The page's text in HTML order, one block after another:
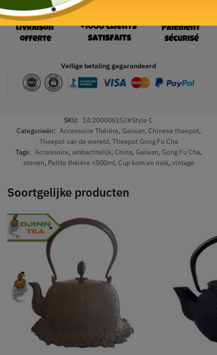
Veilige betaling gegarandeerd
SKU: 14:200006152#Style C
Categorieën: Accessoire Théière, Gaiwan, Chinese theepot,
Theepot van de wereld, Theepot Gong Fu Cha
Tags: Accessoire, ambachtelijk, China, Gaiwan, Gong Fu Cha,
stenen, Petite théière <500ml, Cup kom en mok, vintage
Soortgelijke producten